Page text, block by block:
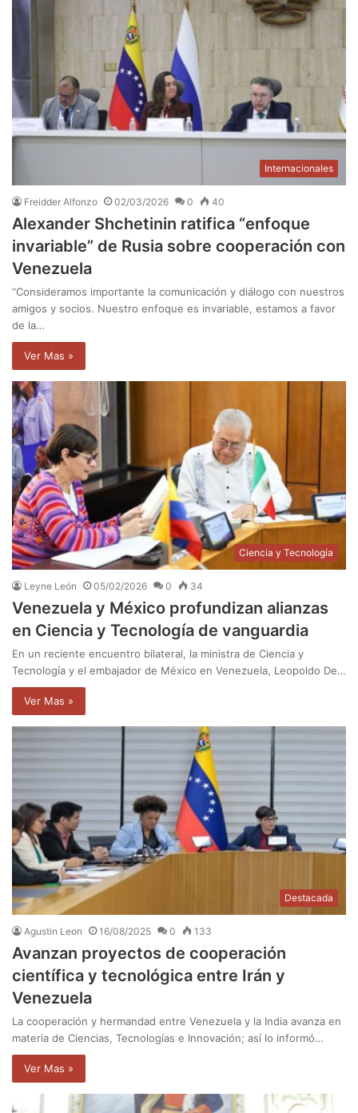
Internacionales
Freidder Alfonzo 02/03/2026 0 40
Alexander Shchetinin ratifica “enfoque
invariable” de Rusia sobre cooperación con
Venezuela
“Consideramos importante la comunicación y diálogo con nuestros
amigos y socios. Nuestro enfoque es invariable, estamos a favor
de la…
Ver Mas »
Ciencia y Tecnología
Leyne León 05/02/2026 0 34
Venezuela y México profundizan alianzas
en Ciencia y Tecnología de vanguardia
En un reciente encuentro bilateral, la ministra de Ciencia y
Tecnología y el embajador de México en Venezuela, Leopoldo De…
Ver Mas »
Destacada
Agustin Leon 16/08/2025 0 133
Avanzan proyectos de cooperación
científica y tecnológica entre Irán y
Venezuela
La cooperación y hermandad entre Venezuela y la India avanza en
materia de Ciencias, Tecnologías e Innovación; así lo informó…
Ver Mas »